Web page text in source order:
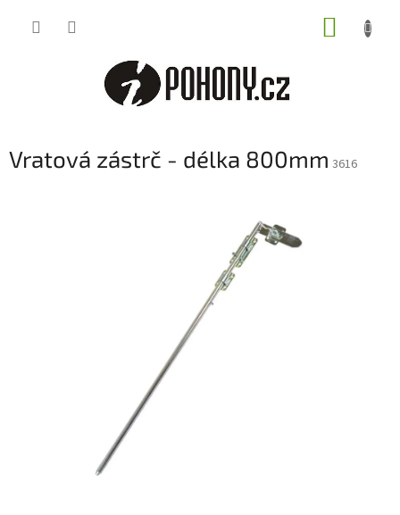
Vratová zástrč - délka 800mm 3616